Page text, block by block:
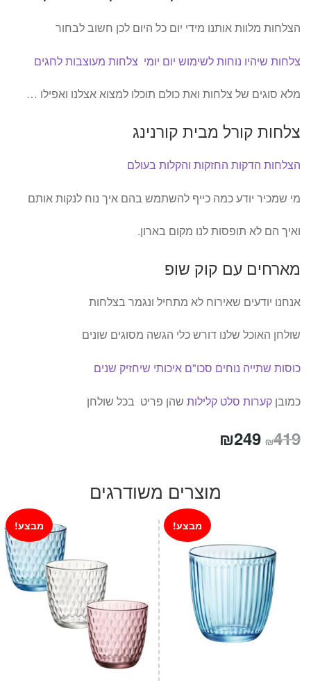
הצלחות מלוות אותנו מידי יום כל היום לכן חשוב לבחור
צלחות שיהיו נוחות לשימוש יום יומי צלחות מעוצבות לחגים
מלא סוגים של צלחות ואת כולם תוכלו למצוא אצלנו ואפילו …
צלחות קורל מבית קורנינג
הצלחות הדקות החזקות והקלות בעולם
מי שמכיר יודע כמה כייף להשתמש בהם איך נוח לנקות אותם
ואיך הם לא תופסות לנו מקום בארון.
מארחים עם קוק שופ
אנחנו יודעים שאירוח לא מתחיל ונגמר בצלחות
שולחן האוכל שלנו דורש כלי הגשה מסוגים שונים
כוסות שתייה נוחים סכו"ם איכותי שיחזיק שנים
כמובן קערות סלט קלילות שהן פריט בכל שולחן
₪419 המחיר
₪249
הוא:
₪249.
מוצרים משודרגים
מבצע! מבצע!